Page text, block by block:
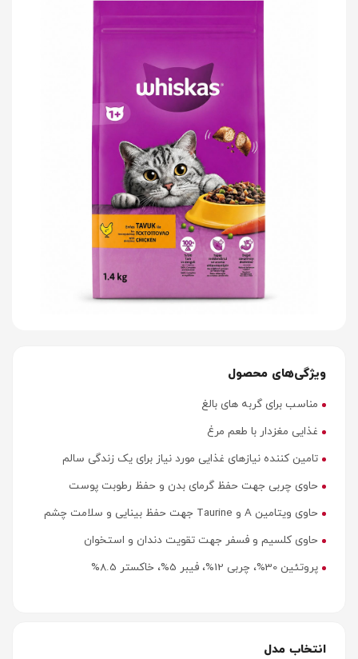
ویژگی‌های محصول
مناسب برای گربه های بالغ
غذایی مغزدار با طعم مرغ
تامین کننده نیازهای غذایی مورد نیاز برای یک زندگی سالم
حاوی چربی جهت حفظ گرمای بدن و حفظ رطوبت پوست
حاوی ویتامین A و Taurine جهت حفظ بینایی و سلامت چشم
حاوی کلسیم و فسفر جهت تقویت دندان و استخوان
پروتئین 30%، چربی 12%، فیبر 5%، خاکستر 8.5%
انتخاب مدل